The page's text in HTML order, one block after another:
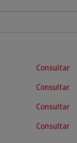
Consultar
Consultar
Consultar
Consultar